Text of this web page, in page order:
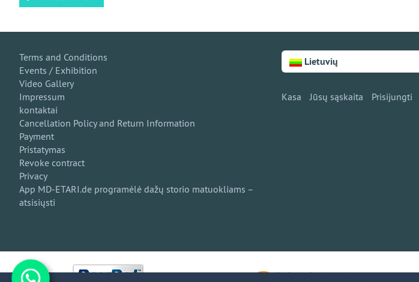
Terms and Conditions
Events / Exhibition
Video Gallery
Impressum
kontaktai
Cancellation Policy and Return Information
Payment
Pristatymas
Revoke contract
Privacy
App MD-ETARI.de programėlė dažų storio matuokliams –
atsisiųsti
Lietuvių
Kasa Jūsų sąskaita Prisijungti